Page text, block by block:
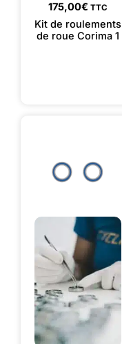
175,00€ TTC
Kit de roulements
de roue Corima 1